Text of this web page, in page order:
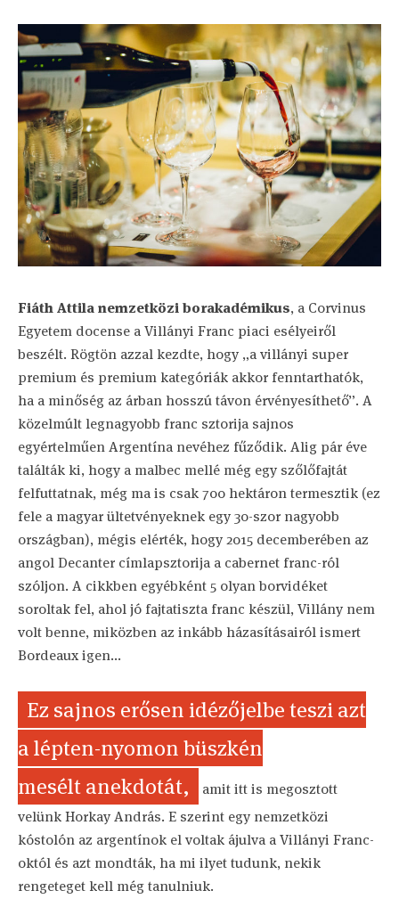
Fiáth Attila nemzetközi borakadémikus, a Corvinus
Egyetem docense a Villányi Franc piaci esélyeiről
beszélt. Rögtön azzal kezdte, hogy „a villányi super
premium és premium kategóriák akkor fenntarthatók,
ha a minőség az árban hosszú távon érvényesíthető”. A
közelmúlt legnagyobb franc sztorija sajnos
egyértelműen Argentína nevéhez fűződik. Alig pár éve
találták ki, hogy a malbec mellé még egy szőlőfajtát
felfuttatnak, még ma is csak 700 hektáron termesztik (ez
fele a magyar ültetvényeknek egy 30-szor nagyobb
országban), mégis elérték, hogy 2015 decemberében az
angol Decanter címlapsztorija a cabernet franc-ról
szóljon. A cikkben egyébként 5 olyan borvidéket
soroltak fel, ahol jó fajtatiszta franc készül, Villány nem
volt benne, miközben az inkább házasításairól ismert
Bordeaux igen...
Ez sajnos erősen idézőjelbe teszi azt
a lépten-nyomon büszkén
mesélt anekdotát,
amit itt is megosztott
velünk Horkay András. E szerint egy nemzetközi
kóstolón az argentínok el voltak ájulva a Villányi Franc-
októl és azt mondták, ha mi ilyet tudunk, nekik
rengeteget kell még tanulniuk.